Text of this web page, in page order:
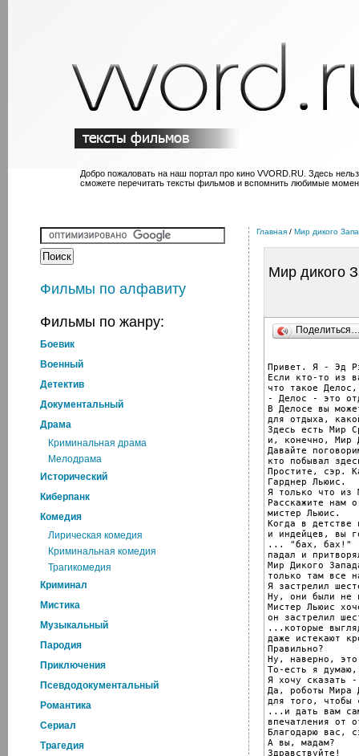
Добро пожаловать на наш портал про кино VVORD.RU. Здесь
сможете перечитать тексты фильмов и вспомнить любимые
Фильмы по алфавиту
Фильмы по жанру:
Боевик
Военный
Детектив
Документальный
Драма
Криминальная драма
Мелодрама
Исторический
Киберпанк
Комедия
Лирическая комедия
Криминальная комедия
Трагикомедия
Криминал
Мистика
Музыкальный
Пародия
Приключения
Псевдодокументальный
Романтика
Cериал
Трагедия
Главная / Мир дикого
Мир дикого
Привет. Я - Эд
Если кто-то из
что такое
- Делос - это
В Делосе вы
для отдыха,
Здесь есть Мир
и, конечно, Мир
Давайте
кто побывал
Простите, сэр.
Гарднер Льюис.
Я только что из
Расскажите нам
мистер Льюис.
Когда в детстве
и индейцев, вы
... "бах, бах!" -
падал и
Мир Дикого
только там все
Я застрелил
Ну, они были не
Мистер Льюис
он застрелил
...которые
даже истекают
Правильно?
Ну, наверно,
То-есть я
Я хочу сказать
Да, роботы Мира
для того, чтобы
...и дать вам
впечатления от
Благодарю вас,
А вы, мадам?
Здравствуйте!